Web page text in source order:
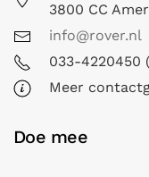
3800 CC
info@rover.nl
033-4220450
Meer
Doe mee